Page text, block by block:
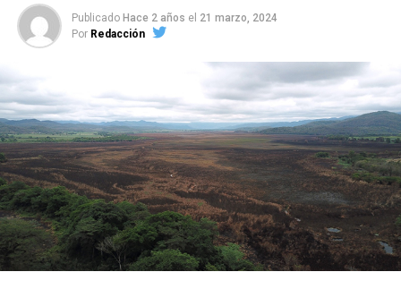
Publicado Hace 2 años el 21 marzo, 2024
Por Redacción